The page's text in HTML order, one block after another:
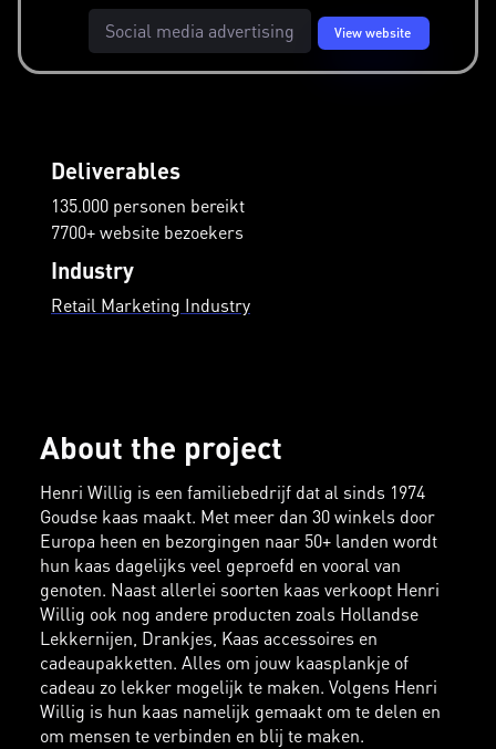
Social media advertising View website
Deliverables
135.000 personen bereikt
7700+ website bezoekers
Industry
Retail Marketing Industry
About the project
Henri Willig is een familiebedrijf dat al sinds 1974
Goudse kaas maakt. Met meer dan 30 winkels door
Europa heen en bezorgingen naar 50+ landen wordt
hun kaas dagelijks veel geproefd en vooral van
genoten. Naast allerlei soorten kaas verkoopt Henri
Willig ook nog andere producten zoals Hollandse
Lekkernijen, Drankjes, Kaas accessoires en
cadeaupakketten. Alles om jouw kaasplankje of
cadeau zo lekker mogelijk te maken. Volgens Henri
Willig is hun kaas namelijk gemaakt om te delen en
om mensen te verbinden en blij te maken.